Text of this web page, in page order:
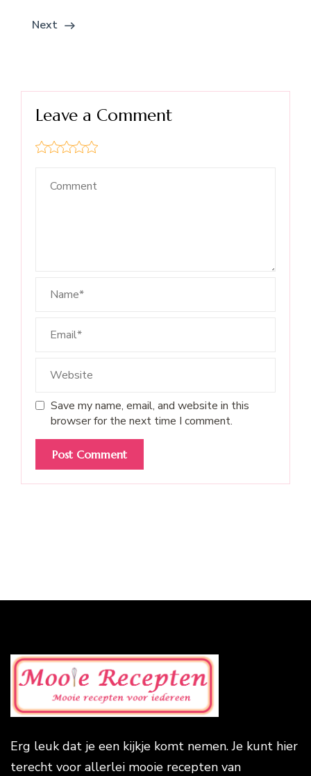
Next
Leave a Comment
Save my name, email, and website in this
browser for the next time I comment.
Erg leuk dat je een kijkje komt nemen. Je kunt hier
terecht voor allerlei mooie recepten van